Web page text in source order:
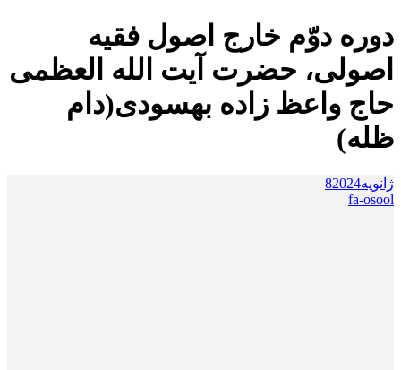
دوره دوّم خارج اصول فقیه
اصولی، حضرت آیت الله العظمی
حاج واعظ زاده بهسودی(دام
ظله)
ژانویه 82024
fa-osool